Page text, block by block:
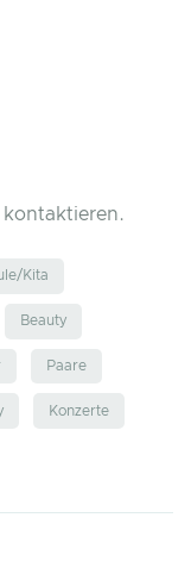
kontaktieren.
Kita
Beauty
Paare
Konzerte